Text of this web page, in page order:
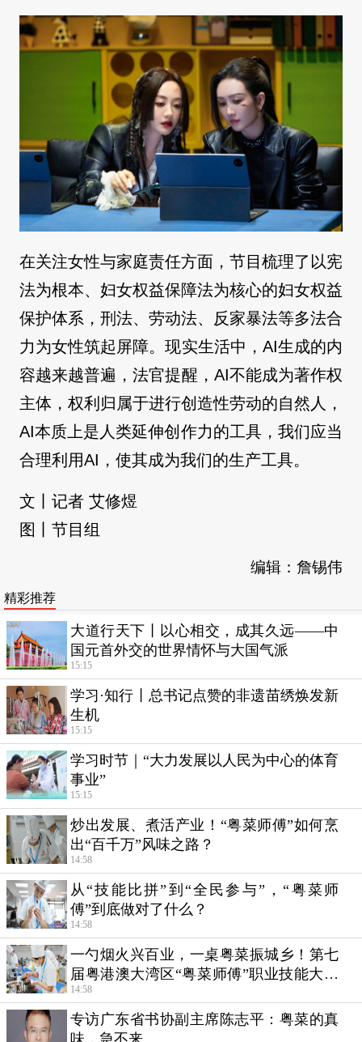
在关注女性与家庭责任方面，节目梳理了以宪
法为根本、妇女权益保障法为核心的妇女权益
保护体系，刑法、劳动法、反家暴法等多法合
力为女性筑起屏障。现实生活中，AI生成的内
容越来越普遍，法官提醒，AI不能成为著作权
主体，权利归属于进行创造性劳动的自然人，
AI本质上是人类延伸创作力的工具，我们应当
合理利用AI，使其成为我们的生产工具。
文丨记者 艾修煜
图丨节目组
编辑：詹锡伟
精彩推荐